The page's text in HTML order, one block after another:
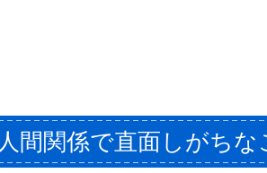
人間関係で直面しがちな